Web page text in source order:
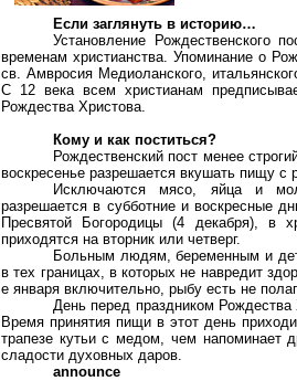
Если заглянуть в историю…
Установление Рождественского
временам христианства. Упоминание о
св. Амвросия Медиоланского,
С 12 века всем христианам
Рождества Христова.
Кому и как поститься?
Рождественский пост менее
воскресенье разрешается вкушать пищу
Исключаются мясо, яйца и
разрешается в субботние и воскресные
Пресвятой Богородицы (4 декабря), в
приходятся на вторник или четверг.
Больным людям, беременным и
в тех границах, в которых не навредит
е января включительно, рыбу есть не
День перед праздником
Время принятия пищи в этот день
трапезе кутьи с медом, чем
сладости духовных даров.
announce